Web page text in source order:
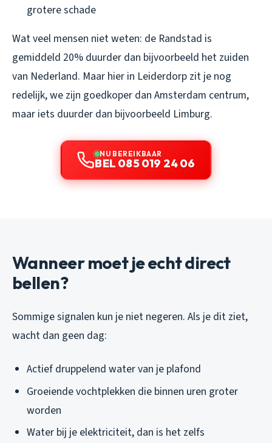
grotere schade
Wat veel mensen niet weten: de Randstad is
gemiddeld 20% duurder dan bijvoorbeeld het zuiden
van Nederland. Maar hier in Leiderdorp zit je nog
redelijk, we zijn goedkoper dan Amsterdam centrum,
maar iets duurder dan bijvoorbeeld Limburg.
NU BEREIKBAAR
BEL 085 019 24 06
Wanneer moet je echt direct
bellen?
Sommige signalen kun je niet negeren. Als je dit ziet,
wacht dan geen dag:
Actief druppelend water van je plafond
Groeiende vochtplekken die binnen uren groter
worden
Water bij je elektriciteit, dan is het zelfs